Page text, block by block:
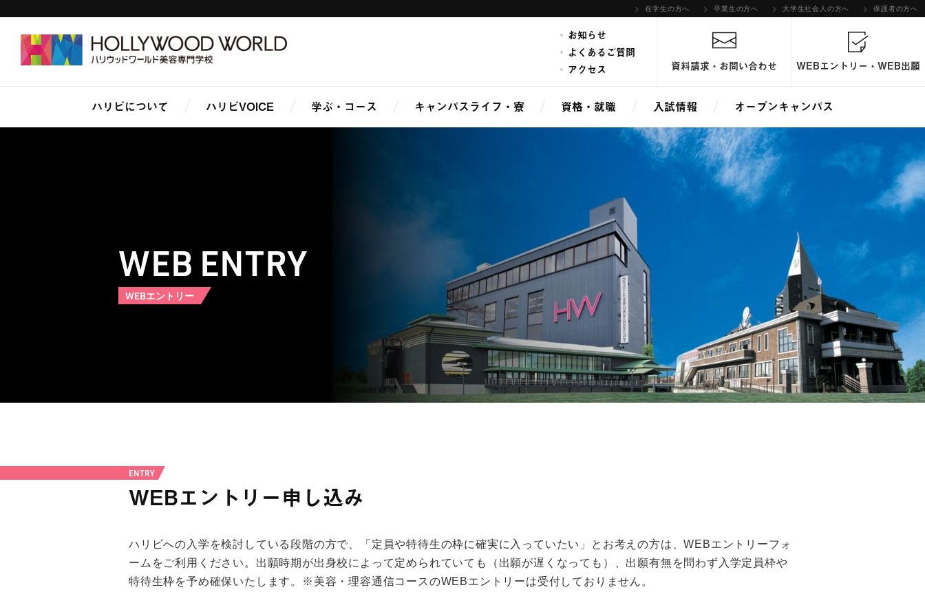
在学生の方へ 卒業生の方へ 大学生社会人の方へ 保護者の方へ
お知らせ
よくあるご質問
アクセス
資料請求・お問い合わせ WEBエントリー・WEB出願
ハリビについて ハリビVOICE 学ぶ・コース キャンパスライフ・寮 資格・就職 入試情報 オープンキャンパス
WEB ENTRY
WEBエントリー
ENTRY
WEBエントリー申し込み
ハリビへの入学を検討している段階の方で、「定員や特待生の枠に確実に入っていたい」とお考えの方は、WEBエントリーフォ
ームをご利用ください。出願時期が出身校によって定められていても（出願が遅くなっても）、出願有無を問わず入学定員枠や
特待生枠を予め確保いたします。※美容・理容通信コースのWEBエントリーは受付しておりません。